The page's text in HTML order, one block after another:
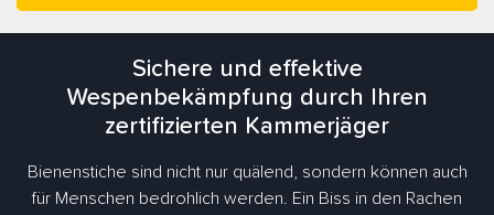
Sichere und effektive
Wespenbekämpfung durch Ihren
zertifizierten Kammerjäger
Bienenstiche sind nicht nur quälend, sondern können auch
für Menschen bedrohlich werden. Ein Biss in den Rachen